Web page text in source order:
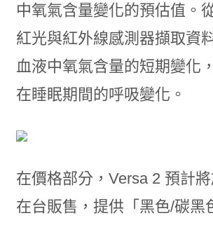
中氧氣含量變化的預估值。
紅光與紅外線感測器擷取資
血液中氧氣含量的短期變化
在睡眠期間的呼吸變化。
在價格部分，Versa 2 預計
在台販售，提供「黑色/碳黑